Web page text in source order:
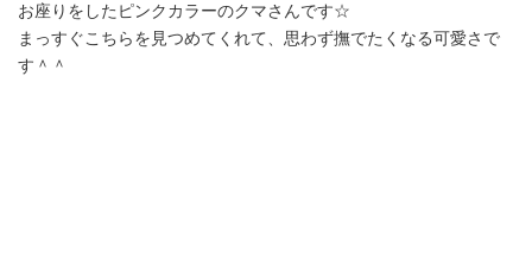
お座りをしたピンクカラーのクマさんです☆
まっすぐこちらを見つめてくれて、思わず撫でたくなる可愛さで
す＾＾